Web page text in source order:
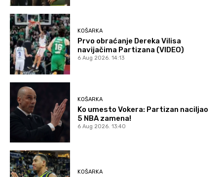
KOŠARKA
Prvo obraćanje Dereka Vilisa
navijačima Partizana (VIDEO)
6 Aug 2026. 14:13
KOŠARKA
Ko umesto Vokera: Partizan naciljao
5 NBA zamena!
6 Aug 2026. 13:40
KOŠARKA